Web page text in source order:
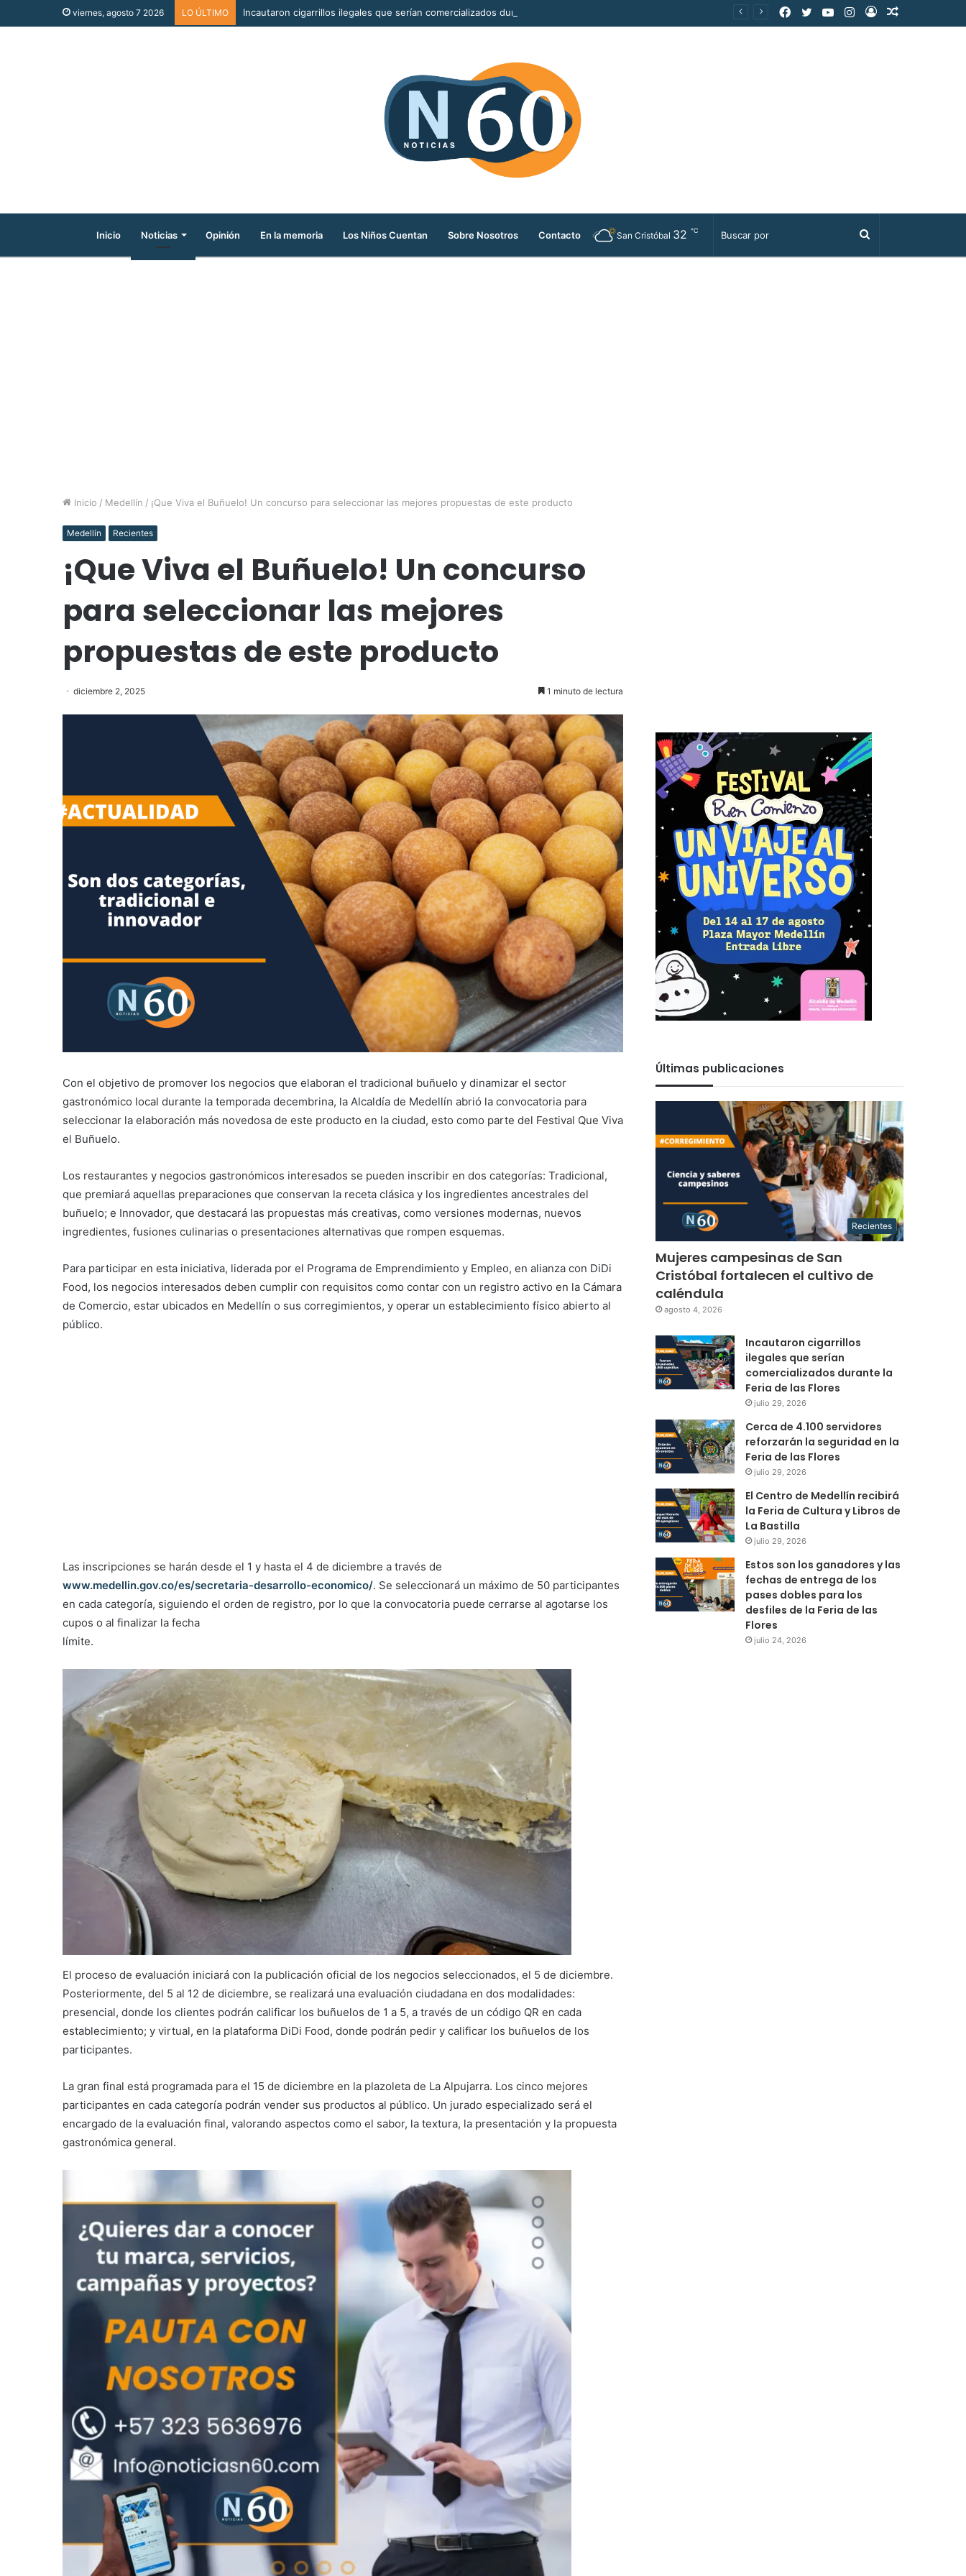
viernes, agosto 7 2026 LO ÚLTIMO Incautaron cigarrillos ilegales que serían comercializados durante la Feria de las Flores
Publicación
Acceso
Instagram
YouTube
Twitter
Facebook
Inicio Noticias Opinión En la memoria Los Niños Cuentan Sobre Nosotros Contacto Buscar
San Cristóbal 32 ℃
Inicio / Medellín / ¡Que Viva el Buñuelo! Un concurso para seleccionar las mejores propuestas de este producto
Medellín Recientes
¡Que Viva el Buñuelo! Un concurso
para seleccionar las mejores
propuestas de este producto
diciembre 2, 2025 1 minuto de lectura
Con el objetivo de promover los negocios que elaboran el tradicional buñuelo y dinamizar el sector
gastronómico local durante la temporada decembrina, la Alcaldía de Medellín abrió la convocatoria para
seleccionar la elaboración más novedosa de este producto en la ciudad, esto como parte del Festival Que Viva
el Buñuelo.
Los restaurantes y negocios gastronómicos interesados se pueden inscribir en dos categorías: Tradicional,
que premiará aquellas preparaciones que conservan la receta clásica y los ingredientes ancestrales del
buñuelo; e Innovador, que destacará las propuestas más creativas, como versiones modernas, nuevos
ingredientes, fusiones culinarias o presentaciones alternativas que rompen esquemas.
Para participar en esta iniciativa, liderada por el Programa de Emprendimiento y Empleo, en alianza con DiDi
Food, los negocios interesados deben cumplir con requisitos como contar con un registro activo en la Cámara
de Comercio, estar ubicados en Medellín o sus corregimientos, y operar un establecimiento físico abierto al
público.
Las inscripciones se harán desde el 1 y hasta el 4 de diciembre a través de
www.medellin.gov.co/es/secretaria-desarrollo-economico/. Se seleccionará un máximo de 50 participantes
en cada categoría, siguiendo el orden de registro, por lo que la convocatoria puede cerrarse al agotarse los
cupos o al finalizar la fecha
límite.
El proceso de evaluación iniciará con la publicación oficial de los negocios seleccionados, el 5 de diciembre.
Posteriormente, del 5 al 12 de diciembre, se realizará una evaluación ciudadana en dos modalidades:
presencial, donde los clientes podrán calificar los buñuelos de 1 a 5, a través de un código QR en cada
establecimiento; y virtual, en la plataforma DiDi Food, donde podrán pedir y calificar los buñuelos de los
participantes.
La gran final está programada para el 15 de diciembre en la plazoleta de La Alpujarra. Los cinco mejores
participantes en cada categoría podrán vender sus productos al público. Un jurado especializado será el
encargado de la evaluación final, valorando aspectos como el sabor, la textura, la presentación y la propuesta
gastronómica general.
Últimas publicaciones
Recientes
Mujeres campesinas de San
Cristóbal fortalecen el cultivo de
caléndula
agosto 4, 2026
Incautaron cigarrillos
ilegales que serían
comercializados durante la
Feria de las Flores
julio 29, 2026
Cerca de 4.100 servidores
reforzarán la seguridad en la
Feria de las Flores
julio 29, 2026
El Centro de Medellín recibirá
la Feria de Cultura y Libros de
La Bastilla
julio 29, 2026
Estos son los ganadores y las
fechas de entrega de los
pases dobles para los
desfiles de la Feria de las
Flores
julio 24, 2026